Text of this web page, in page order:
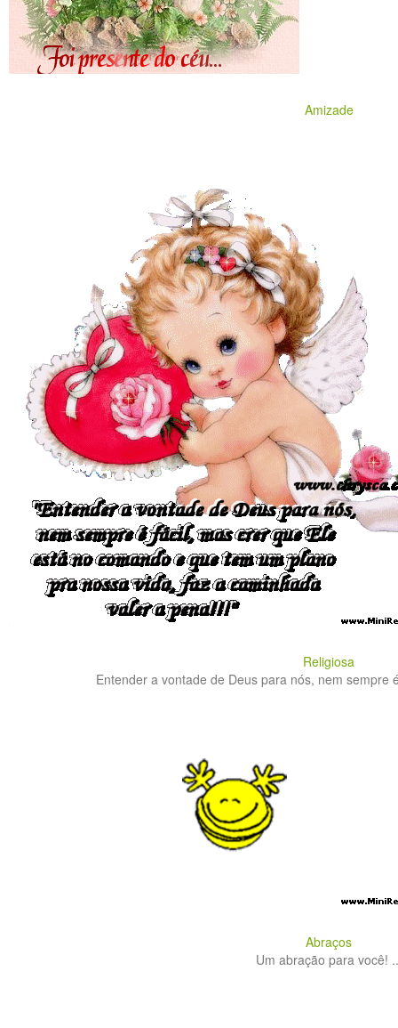
Amizade
Religiosa
Entender a vontade de Deus para nós, nem sempre
Abraços
Um abração para você!